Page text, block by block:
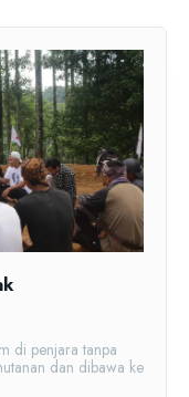
di penjara tanpa
dan dibawa ke